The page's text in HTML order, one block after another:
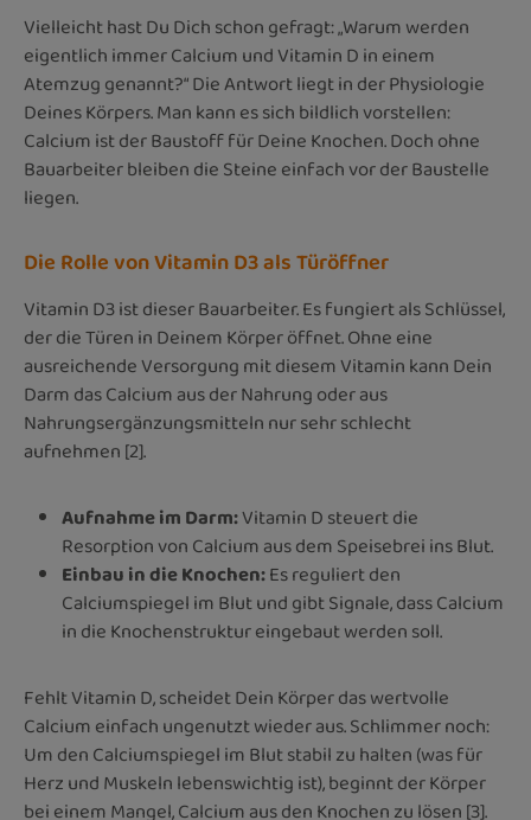
Vielleicht hast Du Dich schon gefragt: „Warum werden
eigentlich immer Calcium und Vitamin D in einem
Atemzug genannt?“ Die Antwort liegt in der Physiologie
Deines Körpers. Man kann es sich bildlich vorstellen:
Calcium ist der Baustoff für Deine Knochen. Doch ohne
Bauarbeiter bleiben die Steine einfach vor der Baustelle
liegen.
Die Rolle von Vitamin D3 als Türöffner
Vitamin D3 ist dieser Bauarbeiter. Es fungiert als Schlüssel,
der die Türen in Deinem Körper öffnet. Ohne eine
ausreichende Versorgung mit diesem Vitamin kann Dein
Darm das Calcium aus der Nahrung oder aus
Nahrungsergänzungsmitteln nur sehr schlecht
aufnehmen [2].
Aufnahme im Darm:Vitamin D steuert die
Resorption von Calcium aus dem Speisebrei ins Blut.
Einbau in die Knochen:Es reguliert den
Calciumspiegel im Blut und gibt Signale, dass Calcium
in die Knochenstruktur eingebaut werden soll.
Fehlt Vitamin D, scheidet Dein Körper das wertvolle
Calcium einfach ungenutzt wieder aus. Schlimmer noch:
Um den Calciumspiegel im Blut stabil zu halten (was für
Herz und Muskeln lebenswichtig ist), beginnt der Körper
bei einem Mangel, Calcium aus den Knochen zu lösen [3].